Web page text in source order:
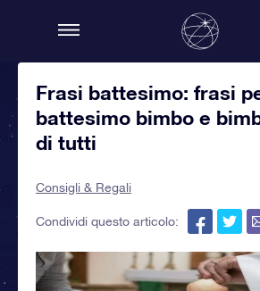
Frasi battesimo: frasi
battesimo bimbo e
di tutti
Consigli & Regali
Condividi questo articolo: